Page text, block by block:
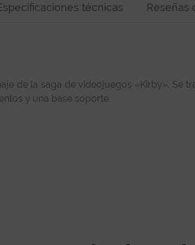
técnicas Reseñas
de la saga de videojuegos «Kirby». Se
y una base soporte.